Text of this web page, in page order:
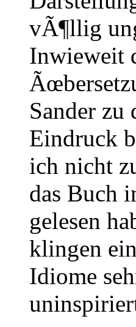
vÃ¶llig
Inwieweit
Sander zu
Eindruck
ich nicht
das Buch
gelesen
klingen
Idiome